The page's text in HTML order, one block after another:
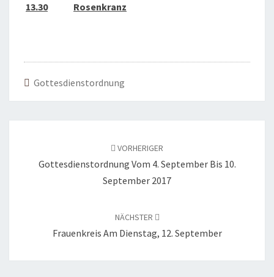
13.30 Rosenkranz
Gottesdienstordnung
VORHERIGER
Gottesdienstordnung Vom 4. September Bis 10.
September 2017
NÄCHSTER
Frauenkreis Am Dienstag, 12. September